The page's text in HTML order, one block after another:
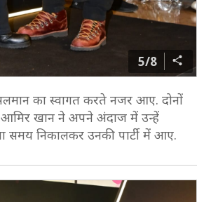
5/8
का स्वागत करते नजर आए. दोनों
खान ने अपने अंदाज में उन्हें
समय निकालकर उनकी पार्टी में आए.